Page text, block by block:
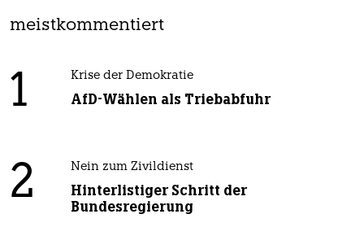
meistkommentiert
1 Krise der Demokratie
AfD-Wählen als Triebabfuhr
2 Nein zum Zivildienst
Hinterlistiger Schritt der
Bundesregierung